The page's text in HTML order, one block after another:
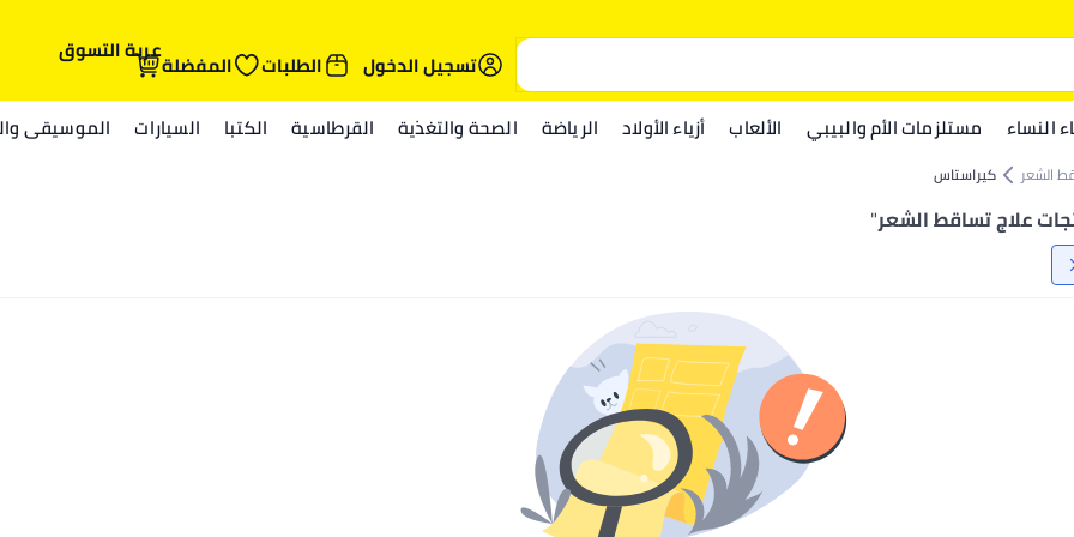
تسجيل الدخول
الطلبات المفضلةعربة التسوق
النساء مستلزمات الأم والبيبي الألعاب أزياء الأولاد الرياضة الصحة والتغذية القرطاسية الكتبا السيارات الموسيقى
الشعر كيراستاس
علاج تساقط الشعر"